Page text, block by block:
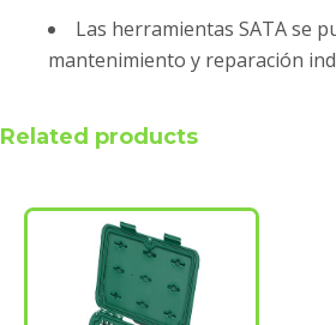
Las herramientas SATA se
mantenimiento y reparación
Related products